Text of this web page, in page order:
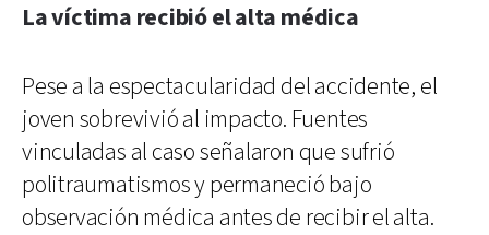
La víctima recibió el alta médica
Pese a la espectacularidad del accidente, el
joven sobrevivió al impacto. Fuentes
vinculadas al caso señalaron que sufrió
politraumatismos y permaneció bajo
observación médica antes de recibir el alta.